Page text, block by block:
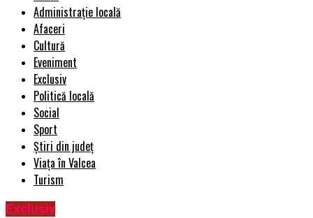
Administrație locală
Afaceri
Cultură
Eveniment
Exclusiv
Politică locală
Social
Sport
Știri din județ
Viața în Valcea
Turism
Exclusiv